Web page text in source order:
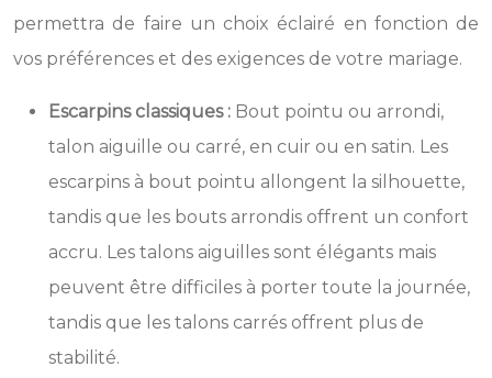
permettra de faire un choix éclairé en fonction de
vos préférences et des exigences de votre mariage.
Escarpins classiques : Bout pointu ou arrondi,
talon aiguille ou carré, en cuir ou en satin. Les
escarpins à bout pointu allongent la silhouette,
tandis que les bouts arrondis offrent un confort
accru. Les talons aiguilles sont élégants mais
peuvent être difficiles à porter toute la journée,
tandis que les talons carrés offrent plus de
stabilité.